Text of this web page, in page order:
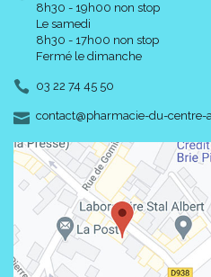
8h30 - 19h00 non stop
Le samedi
8h30 - 17h00 non stop
Fermé le dimanche
03 22 74 45 50
contact-
@-
pharmacie-du-centre-